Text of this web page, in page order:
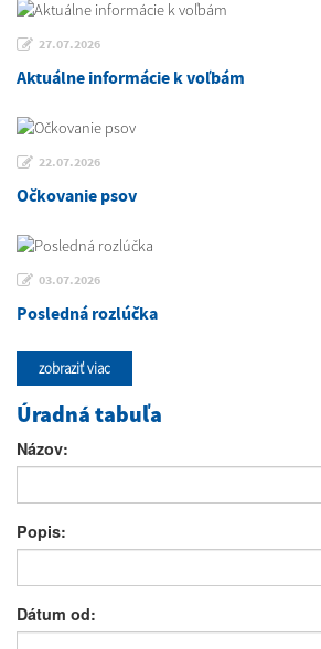
27.07.2026
Aktuálne informácie k voľbám
22.07.2026
Očkovanie psov
03.07.2026
Posledná rozlúčka
zobraziť viac
Úradná tabuľa
Názov:
Popis:
Dátum od: